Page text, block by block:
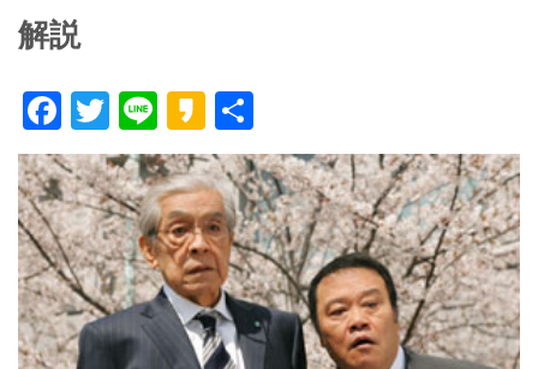
解説
F
ac
e
b
o
o
k
T
w
itt
er
Li
n
e
K
a
k
a
o
有